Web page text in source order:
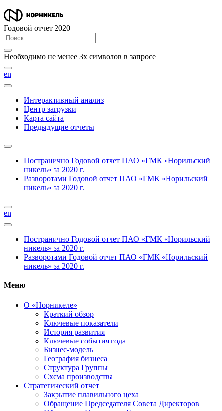
Годовой отчет 2020
Необходимо не менее 3х символов в запросе
en
Интерактивный анализ
Центр загрузки
Карта сайта
Предыдущие отчеты
Постранично Годовой отчет ПАО «ГМК «Норильский
никель» за 2020 г.
Разворотами Годовой отчет ПАО «ГМК «Норильский
никель» за 2020 г.
en
Постранично Годовой отчет ПАО «ГМК «Норильский
никель» за 2020 г.
Разворотами Годовой отчет ПАО «ГМК «Норильский
никель» за 2020 г.
Меню
О «Норникеле»
Краткий обзор
Ключевые показатели
История развития
Ключевые события года
Бизнес-модель
География бизнеса
Структура Группы
Схема производства
Стратегический отчет
Закрытие плавильного цеха
Обращение Председателя Совета Директоров